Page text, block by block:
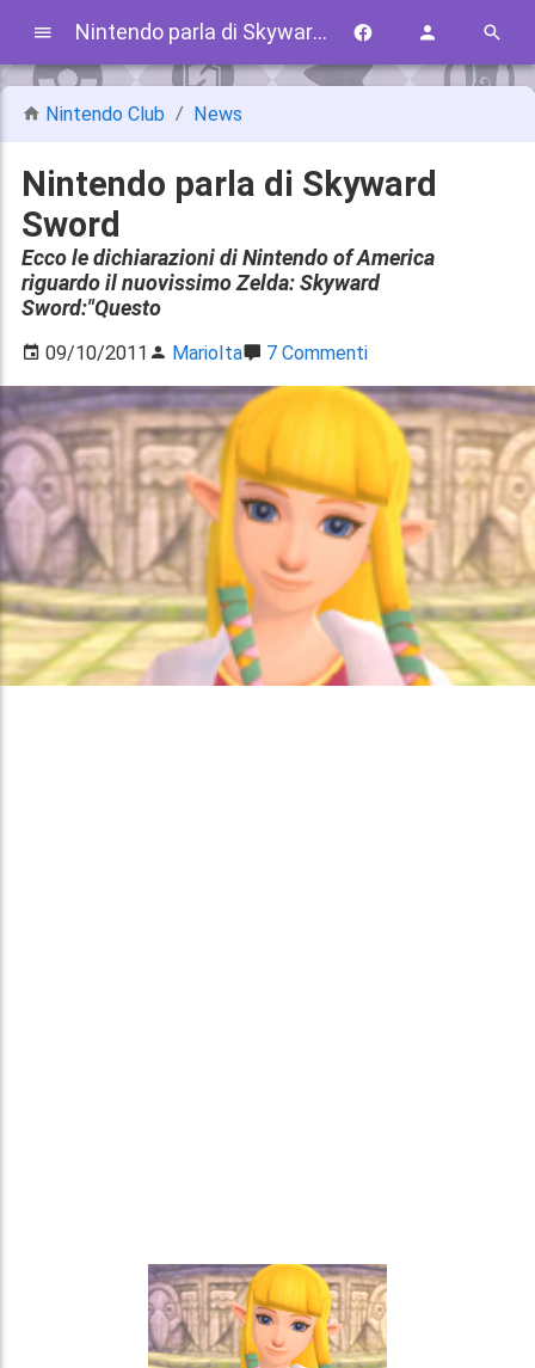
Nintendo parla di Skyward Sword
Nintendo Club News
Nintendo parla di Skyward
Sword
Ecco le dichiarazioni di Nintendo of America
riguardo il nuovissimo Zelda: Skyward
Sword:"Questo
09/10/2011 MarioIta 7 Commenti